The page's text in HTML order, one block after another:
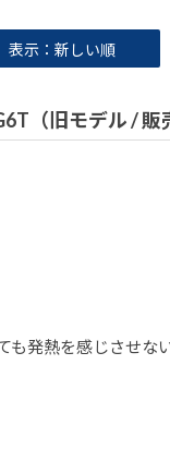
表示：新しい順
（旧モデル / 販
発熱を感じさせな